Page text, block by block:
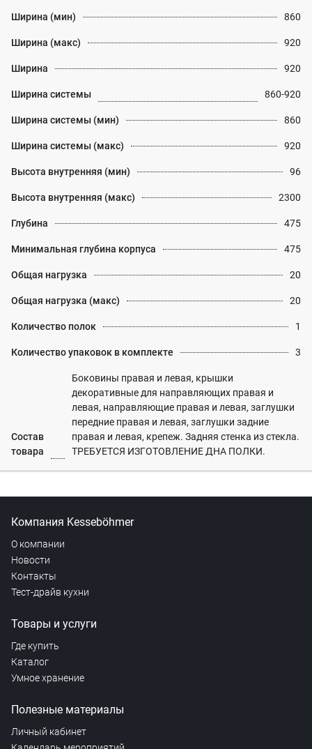
Ширина (мин) 860
Ширина (макс) 920
Ширина 920
Ширина системы 860-920
Ширина системы (мин) 860
Ширина системы (макс) 920
Высота внутренняя (мин) 96
Высота внутренняя (макс) 2300
Глубина 475
Минимальная глубина корпуса 475
Общая нагрузка 20
Общая нагрузка (макс) 20
Количество полок 1
Количество упаковок в комплекте 3
Состав
товара
Боковины правая и левая, крышки
декоративные для направляющих правая и
левая, направляющие правая и левая, заглушки
передние правая и левая, заглушки задние
правая и левая, крепеж. Задняя стенка из стекла.
ТРЕБУЕТСЯ ИЗГОТОВЛЕНИЕ ДНА ПОЛКИ.
Компания Kesseböhmer
О компании
Новости
Контакты
Тест-драйв кухни
Товары и услуги
Где купить
Каталог
Умное хранение
Полезные материалы
Личный кабинет